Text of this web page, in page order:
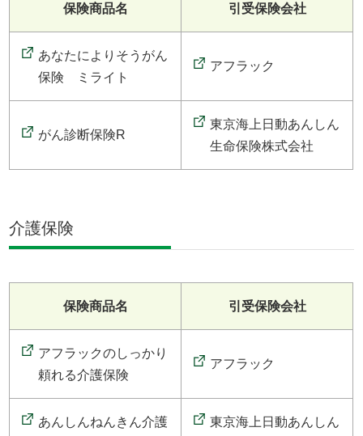
保険商品名 引受保険会社
あなたによりそうがん
保険 ミライト
アフラック
がん診断保険R
東京海上日動あんしん
生命保険株式会社
介護保険
保険商品名 引受保険会社
アフラックのしっかり
頼れる介護保険
アフラック
あんしんねんきん介護
東京海上日動あんしん